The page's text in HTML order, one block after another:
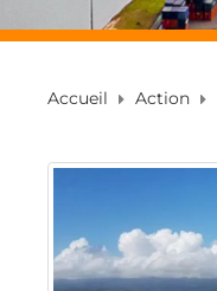
Accueil Action